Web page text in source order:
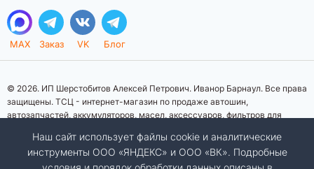
MAX Заказ VK Блог
© 2026. ИП Шерстобитов Алексей Петрович. Иванор Барнаул. Все права
защищены. ТСЦ - интернет-магазин по продаже автошин,
автозапчастей, аккумуляторов, масел, аксессуаров, фильтров для
информационный характер. Представленная информация о товарах, их
стоимости, характеристик, фото, наличия на складе ни при каких
Наш сайт использует файлы cookie и аналитические
инструменты ООО «ЯНДЕКС» и ООО «ВК». Подробные